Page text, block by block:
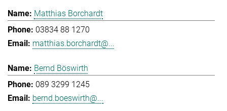
Matthias Borchardt
03834 88 1270
matthias.borchardt@...
Bernd Böswirth
089 3299 1245
bernd.boeswirth@...